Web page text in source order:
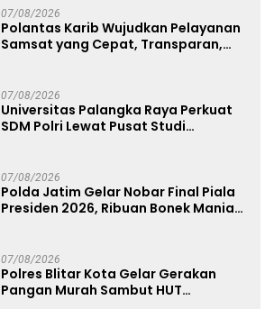
07/08/2026
Polantas Karib Wujudkan Pelayanan
Samsat yang Cepat, Transparan,
07/08/2026
Universitas Palangka Raya Perkuat
SDM Polri Lewat Pusat Studi
07/08/2026
Polda Jatim Gelar Nobar Final Piala
Presiden 2026, Ribuan Bonek Mania
07/08/2026
Polres Blitar Kota Gelar Gerakan
Pangan Murah Sambut HUT